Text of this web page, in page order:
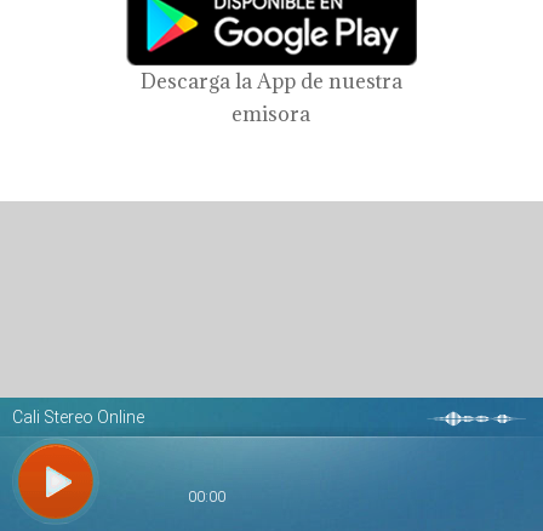
Descarga la App de nuestra
emisora